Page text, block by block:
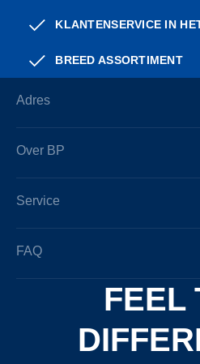
KLANTENSERVICE IN
BREED ASSORTIMENT
Adres
Over BP
Service
FAQ
FEEL